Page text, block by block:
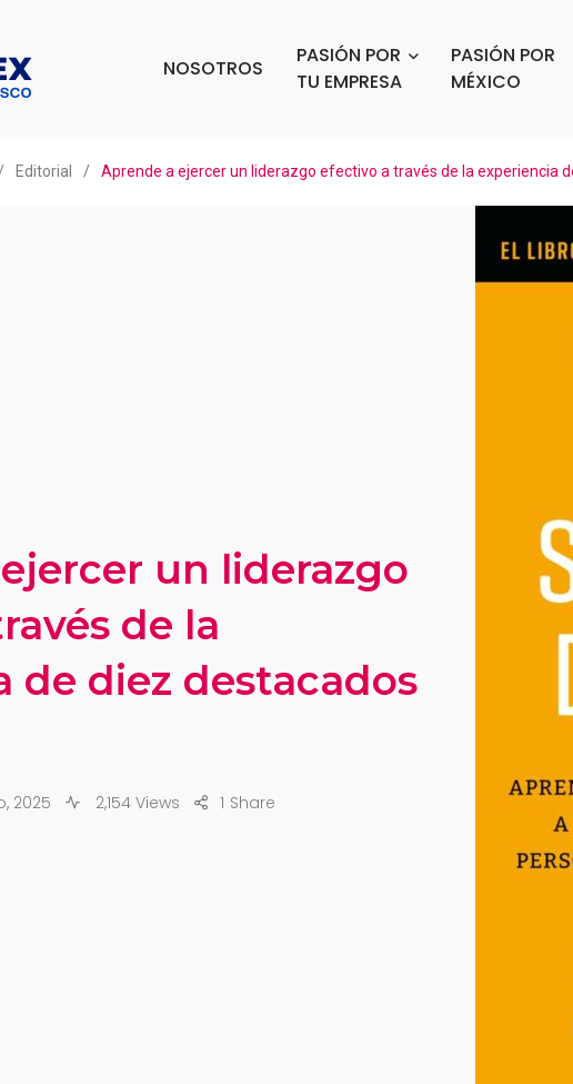
NOSOTROS
PASIÓN POR
TU EMPRESA
PASIÓN POR
MÉXICO
/ Editorial / Aprende a ejercer un liderazgo efectivo a través de la experiencia
un liderazgo
de la
de diez destacados
2025 2,154 Views Share
1